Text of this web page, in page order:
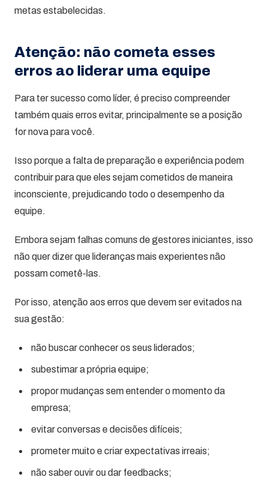
metas estabelecidas.
Atenção: não cometa esses
erros ao liderar uma equipe
Para ter sucesso como líder, é preciso compreender
também quais erros evitar, principalmente se a posição
for nova para você.
Isso porque a falta de preparação e experiência podem
contribuir para que eles sejam cometidos de maneira
inconsciente, prejudicando todo o desempenho da
equipe.
Embora sejam falhas comuns de gestores iniciantes, isso
não quer dizer que lideranças mais experientes não
possam cometê-las.
Por isso, atenção aos erros que devem ser evitados na
sua gestão:
não buscar conhecer os seus liderados;
subestimar a própria equipe;
propor mudanças sem entender o momento da
empresa;
evitar conversas e decisões difíceis;
prometer muito e criar expectativas irreais;
não saber ouvir ou dar feedbacks;